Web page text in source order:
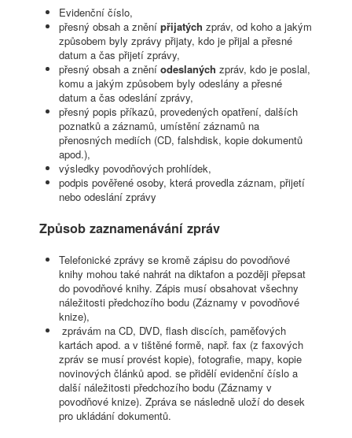
Evidenční číslo,
přesný obsah a znění přijatých zpráv, od koho a jakým
způsobem byly zprávy přijaty, kdo je přijal a přesné
datum a čas přijetí zprávy,
přesný obsah a znění odeslaných zpráv, kdo je poslal,
komu a jakým způsobem byly odeslány a přesné
datum a čas odeslání zprávy,
přesný popis příkazů, provedených opatření, dalších
poznatků a záznamů, umístění záznamů na
přenosných mediích (CD, falshdisk, kopie dokumentů
apod.),
výsledky povodňových prohlídek,
podpis pověřené osoby, která provedla záznam, přijetí
nebo odeslání zprávy
Způsob zaznamenávání zpráv
Telefonické zprávy se kromě zápisu do povodňové
knihy mohou také nahrát na diktafon a později přepsat
do povodňové knihy. Zápis musí obsahovat všechny
náležitosti předchozího bodu (Záznamy v povodňové
knize),
zprávám na CD, DVD, flash discích, paměťových
kartách apod. a v tištěné formě, např. fax (z faxových
zpráv se musí provést kopie), fotografie, mapy, kopie
novinových článků apod. se přidělí evidenční číslo a
další náležitosti předchozího bodu (Záznamy v
povodňové knize). Zpráva se následně uloží do desek
pro ukládání dokumentů.